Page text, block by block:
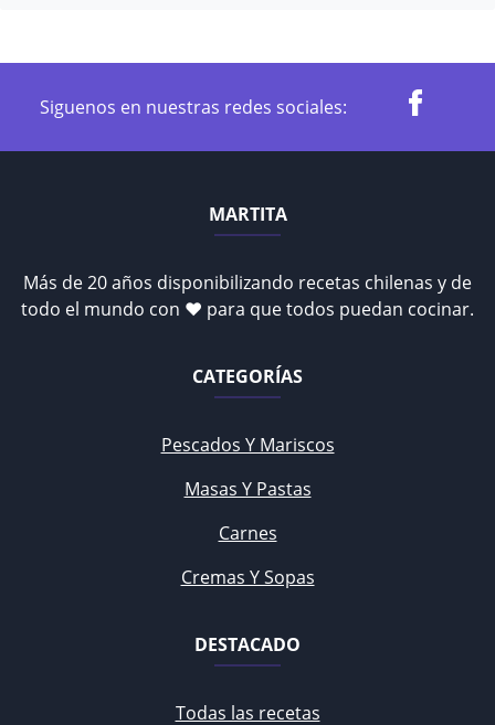
Siguenos en nuestras redes sociales:
MARTITA
Más de 20 años disponibilizando recetas chilenas y de
todo el mundo con ♥ para que todos puedan cocinar.
CATEGORÍAS
Pescados Y Mariscos
Masas Y Pastas
Carnes
Cremas Y Sopas
DESTACADO
Todas las recetas